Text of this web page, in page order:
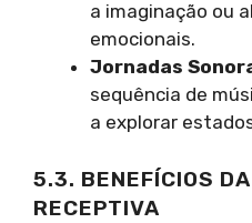
a imaginação ou
emocionais.
Jornadas
sequência de
a explorar
5.3. BENEFÍCIOS
RECEPTIVA